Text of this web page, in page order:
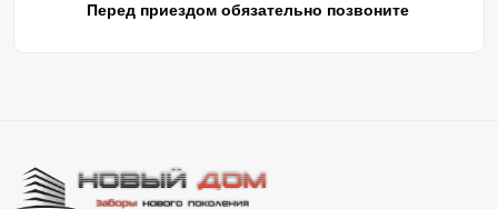
Перед приездом обязательно позвоните